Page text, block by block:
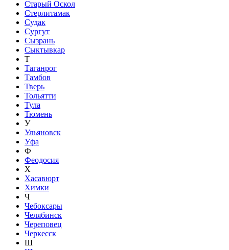
Старый Оскол
Стерлитамак
Судак
Сургут
Сызрань
Сыктывкар
Т
Таганрог
Тамбов
Тверь
Тольятти
Тула
Тюмень
У
Ульяновск
Уфа
Ф
Феодосия
Х
Хасавюрт
Химки
Ч
Чебоксары
Челябинск
Череповец
Черкесск
Ш